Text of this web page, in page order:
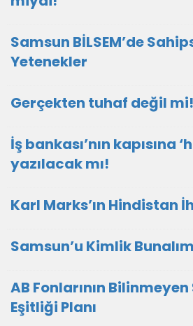
Samsun BİLSEM’de
Yetenekler
Gerçekten tuhaf değil mi!
İş bankası’nın kapısına
yazılacak mı!
Karl Marks’ın Hindistan
Samsun’u Kimlik
AB Fonlarının
Eşitliği Planı